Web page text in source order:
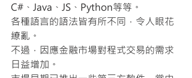
C#、Java、JS、Python等等。
各種語言的語法皆有所不同，令人眼花
繚亂。
不過，因應金融市場對程式交易的需求
日益增加。